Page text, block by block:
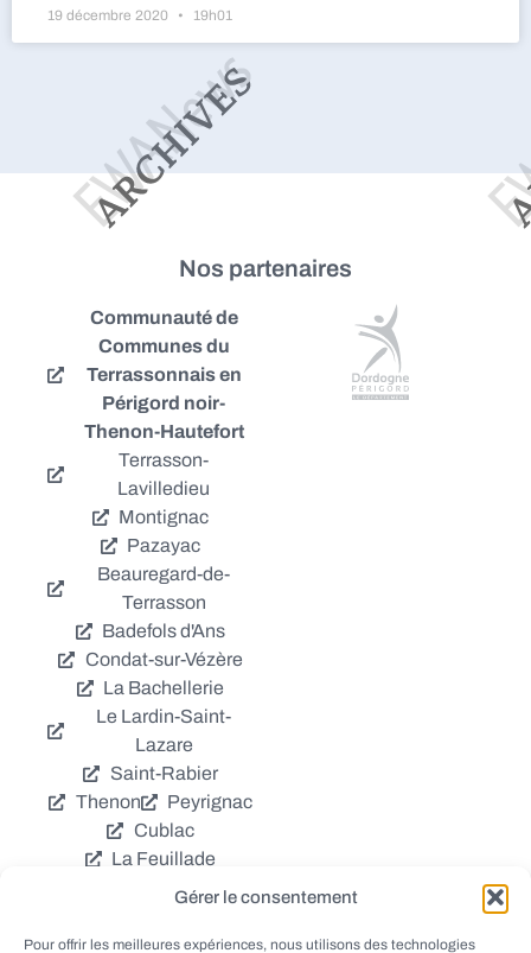
Gérer le consentement
Pour offrir les meilleures expériences, nous utilisons des technologies
19 décembre 2020 19h01
Nos partenaires
Communauté de
Communes du
Terrassonnais en
Périgord noir-
Thenon-Hautefort
Terrasson-
Lavilledieu
Montignac
Pazayac
Beauregard-de-
Terrasson
Badefols d'Ans
Condat-sur-Vézère
La Bachellerie
Le Lardin-Saint-
Lazare
Saint-Rabier
Thenon
Peyrignac
Cublac
La Feuillade
Chavagnac
Coly
Grèzes